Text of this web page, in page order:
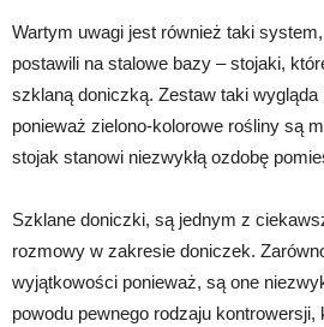
Wartym uwagi jest również taki
postawili na stalowe bazy – stojaki,
szklaną doniczką. Zestaw taki wygląda
ponieważ zielono-kolorowe rośliny są
stojak stanowi niezwykłą ozdobę
Szklane doniczki, są jednym z
rozmowy w zakresie doniczek.
wyjątkowości ponieważ, są one
powodu pewnego rodzaju kontrowersji,